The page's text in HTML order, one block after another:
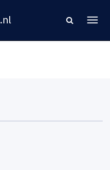
.nl